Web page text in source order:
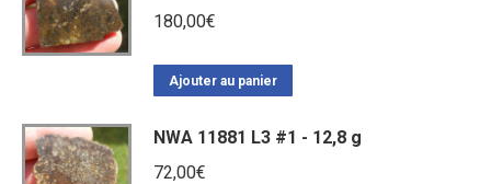
180,00€
Ajouter au panier
NWA 11881 L3 #1 - 12,8 g
72,00€